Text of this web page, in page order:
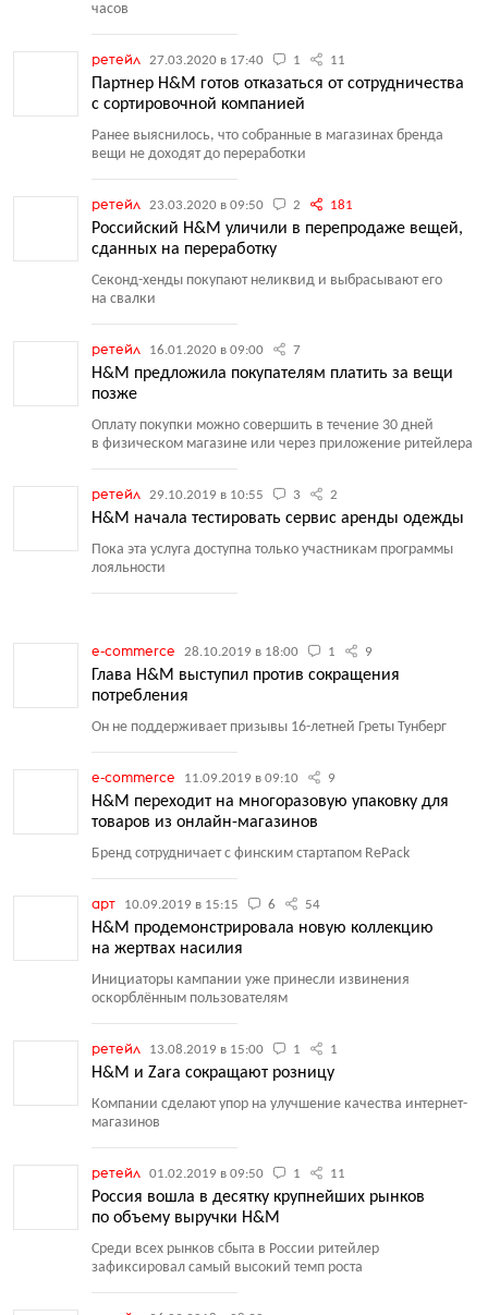
часов
ретейл 27.03.2020 в 17:40 1 11
Партнер H&M готов отказаться от сотрудничества
с сортировочной компанией
Ранее выяснилось, что собранные в магазинах бренда
вещи не доходят до переработки
ретейл 23.03.2020 в 09:50 2 181
Российский H&M уличили в перепродаже вещей,
сданных на переработку
Секонд-хенды покупают неликвид и выбрасывают его
на свалки
ретейл 16.01.2020 в 09:00 7
H&M предложила покупателям платить за вещи
позже
Оплату покупки можно совершить в течение 30 дней
в физическом магазине или через приложение ритейлера
ретейл 29.10.2019 в 10:55 3 2
H&M начала тестировать сервис аренды одежды
Пока эта услуга доступна только участникам программы
лояльности
e-commerce 28.10.2019 в 18:00 1 9
Глава H&M выступил против сокращения
потребления
Он не поддерживает призывы 16-летней Греты Тунберг
e-commerce 11.09.2019 в 09:10 9
H&M переходит на многоразовую упаковку для
товаров из онлайн-магазинов
Бренд сотрудничает с финским стартапом RePack
арт 10.09.2019 в 15:15 6 54
H&M продемонстрировала новую коллекцию
на жертвах насилия
Инициаторы кампании уже принесли извинения
оскорблённым пользователям
ретейл 13.08.2019 в 15:00 1 1
H&M и Zara сокращают розницу
Компании сделают упор на улучшение качества интернет-
магазинов
ретейл 01.02.2019 в 09:50 1 11
Россия вошла в десятку крупнейших рынков
по объему выручки H&M
Среди всех рынков сбыта в России ритейлер
зафиксировал самый высокий темп роста